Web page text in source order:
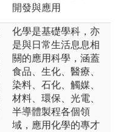
開發與應用
化學是基礎學科，亦
是與日常生活息息相
關的應用科學，涵蓋
食品、生化、醫療、
染料、石化、觸媒、
材料、環保、光電、
半導體製程各個領
域，應用化學的專才